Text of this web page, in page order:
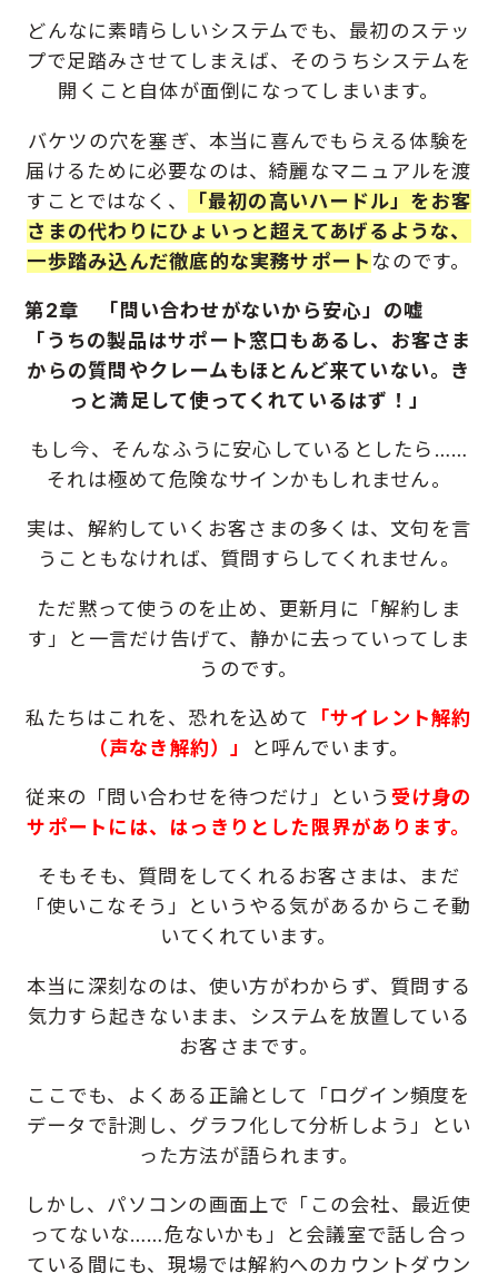
どんなに素晴らしいシステムでも、最初のステッ
プで足踏みさせてしまえば、 そのうちシステムを
開くこと自体が面倒になってしまいます。
バケツの穴を塞ぎ、本当に喜んでもらえる体験を
届けるために必要なのは、綺麗なマニュアルを渡
すことではなく、
「最初の高いハードル」をお客
さまの代わりにひょいっと超えてあげるような、
一歩踏み込んだ徹底的な実務サポートなのです。
第2章 「問い合わせがないから安心」の嘘
「うちの製品はサポート窓口もあるし、お客さま
からの質問やクレームもほとんど来ていない。 き
っと満足して使ってくれているはず！」
もし今、そんなふうに安心しているとしたら……
それは極めて危険なサインかもしれません。
実は、解約していくお客さまの多くは、文句を言
うこともなければ、質問すらしてくれません。
ただ黙って使うのを止め、更新月に「解約しま
す」と一言だけ告げて、 静かに去っていってしま
うのです。
私たちはこれを、恐れを込めて
「サイレント解約
（声なき解約）」
と呼んでいます。
従来の「問い合わせを待つだけ」という 受け身の
サポートには、はっきりとした限界があります。
そもそも、質問をしてくれるお客さまは、
まだ
「使いこなそう」というやる気があるからこそ動
いてくれています。
本当に深刻なのは、使い方がわからず、質問する
気力すら起きないまま、
システムを放置している
お客さまです。
ここでも、よくある正論として
「ログイン頻度を
データで計測し、グラフ化して分析しよう」とい
った方法が語られます。
しかし、パソコンの画面上で「この会社、最近使
ってないな……危ないかも」と会議室で話し合っ
ている間にも、現場では解約へのカウントダウン